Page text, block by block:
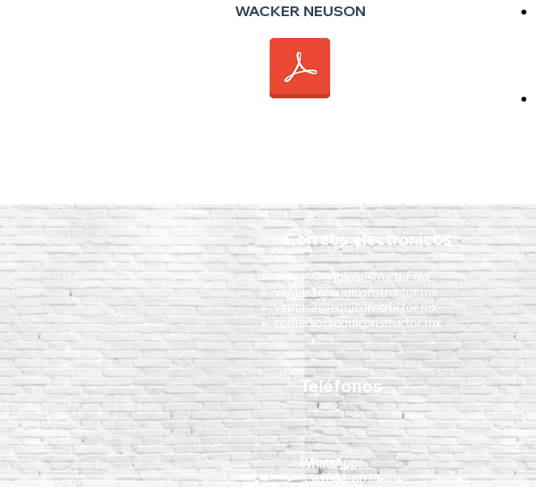
WACKER NEUSON
Correos electrónicos
ventas@equiconstructor.mx
ventas1@equiconstructor.mx
ventas2@equiconstructor.mx
contacto@equiconstructor.mx
Teléfonos
WhatsApp:
55 1801 8075